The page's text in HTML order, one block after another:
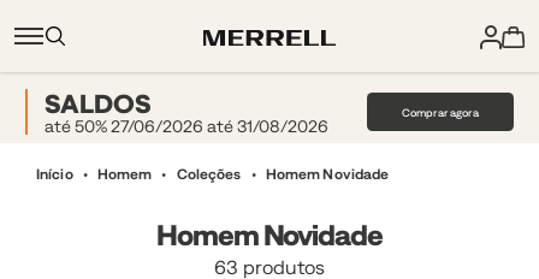
SALDOS
até 50% 27/06/2026 até 31/08/2026
Comprar agora
Início Homem Coleções Homem Novidade
Homem Novidade
63 produtos